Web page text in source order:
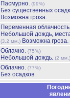
Пасмурно. (99%)
Без существенных
Возможна гроза.
Переменная
Небольшой дождь,
(3.2 мм.) Возможна гроза.
Облачно. (75%)
Небольшой дождь. (2 мм.)
Облачно. (77%)
Без осадков.